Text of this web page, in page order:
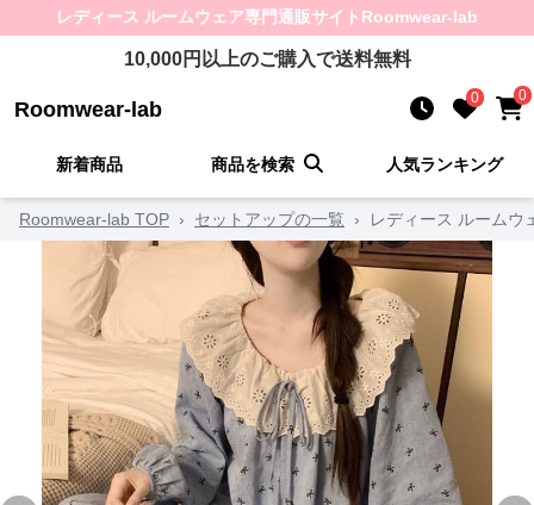
レディース ルームウェア専門通販サイト Roomwear-lab
10,000円以上のご購入で送料無料
Roomwear-lab 0 0
新着商品 商品を検索 人気ランキング
Roomwear-lab TOP › セットアップの一覧 › レディース ルームウ